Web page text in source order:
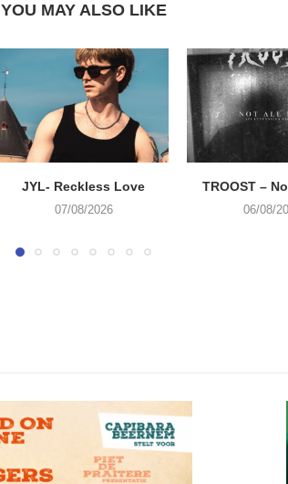
YOU MAY ALSO LIKE
JYL- Reckless Love
07/08/2026
TROOST –
06/08/